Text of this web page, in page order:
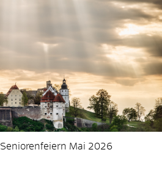
Seniorenfeiern Mai 2026